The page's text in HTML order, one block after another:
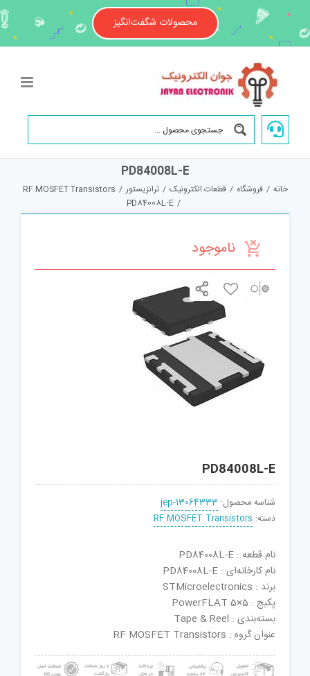
content
محصولات شگفت‌انگیز
PD84008L-E
خانه / فروشگاه / قطعات الکترونیک / ترانزیستور /
RF MOSFET Transistors
/
PD84008L-E
ناموجود
PD84008L-E
شناسه محصول: jep-13064333
دسته: RF MOSFET Transistors
نام قطعه : PD84008L-E
نام کارخانه‌ای : PD84008L-E
برند : STMicroelectronics
پکیج : PowerFLAT 5×5
بسته‌بندی : Tape & Reel
عنوان گروه : RF MOSFET Transistors